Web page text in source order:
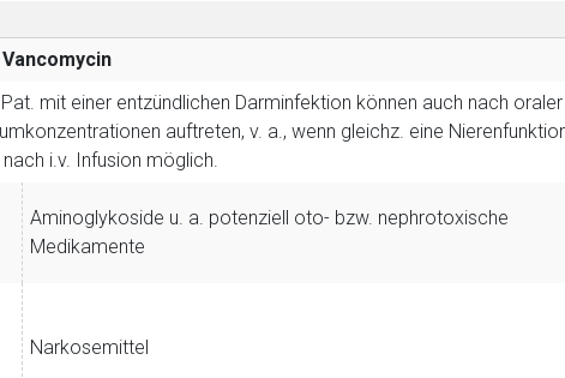
Vancomycin
mit einer entzündlichen Darminfektion können auch nach
auftreten, v. a., wenn gleichz. eine
i.v. Infusion möglich.
Aminoglykoside u. a. potenziell oto- bzw. nephrotoxische
Medikamente
Narkosemittel
Seite
Link öffnet eine externe Web-Seite. Für die Inhalte der
Ebenso gelten dort ggf. andere Datenschutzbestimmungen.